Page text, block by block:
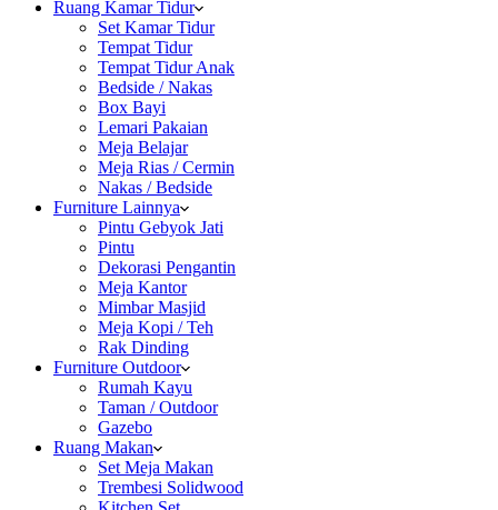
Ruang Kamar Tidur
Set Kamar Tidur
Tempat Tidur
Tempat Tidur Anak
Bedside / Nakas
Box Bayi
Lemari Pakaian
Meja Belajar
Meja Rias / Cermin
Nakas / Bedside
Furniture Lainnya
Pintu Gebyok Jati
Pintu
Dekorasi Pengantin
Meja Kantor
Mimbar Masjid
Meja Kopi / Teh
Rak Dinding
Furniture Outdoor
Rumah Kayu
Taman / Outdoor
Gazebo
Ruang Makan
Set Meja Makan
Trembesi Solidwood